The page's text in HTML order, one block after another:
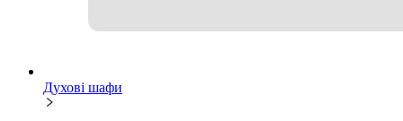
Духові шафи